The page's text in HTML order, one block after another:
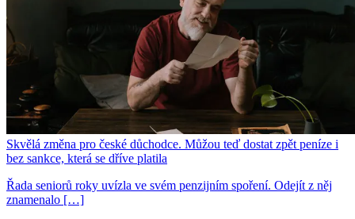
Skvělá změna pro české důchodce. Můžou teď dostat zpět peníze i
bez sankce, která se dříve platila
Řada seniorů roky uvízla ve svém penzijním spoření. Odejít z něj
znamenalo […]